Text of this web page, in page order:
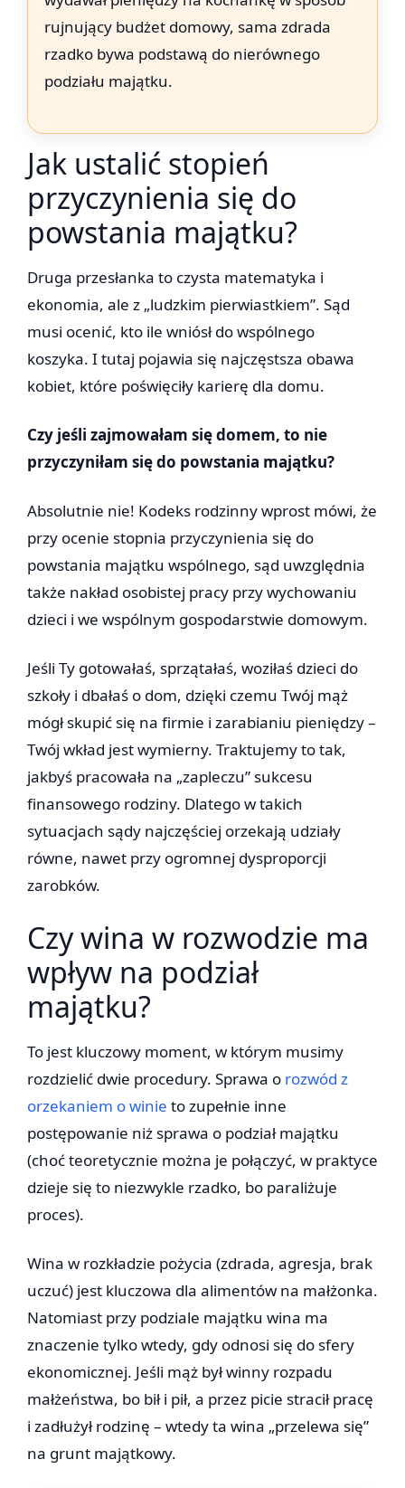
rujnujący budżet domowy, sama zdrada
rzadko bywa podstawą do nierównego
podziału majątku.
Jak ustalić stopień
przyczynienia się do
powstania majątku?
Druga przesłanka to czysta matematyka i
ekonomia, ale z „ludzkim pierwiastkiem”. Sąd
musi ocenić, kto ile wniósł do wspólnego
koszyka. I tutaj pojawia się najczęstsza obawa
kobiet, które poświęciły karierę dla domu.
Czy jeśli zajmowałam się domem, to nie
przyczyniłam się do powstania majątku?
Absolutnie nie! Kodeks rodzinny wprost mówi, że
przy ocenie stopnia przyczynienia się do
powstania majątku wspólnego, sąd uwzględnia
także nakład osobistej pracy przy wychowaniu
dzieci i we wspólnym gospodarstwie domowym.
Jeśli Ty gotowałaś, sprzątałaś, woziłaś dzieci do
szkoły i dbałaś o dom, dzięki czemu Twój mąż
mógł skupić się na firmie i zarabianiu pieniędzy –
Twój wkład jest wymierny. Traktujemy to tak,
jakbyś pracowała na „zapleczu” sukcesu
finansowego rodziny. Dlatego w takich
sytuacjach sądy najczęściej orzekają udziały
równe, nawet przy ogromnej dysproporcji
zarobków.
Czy wina w rozwodzie ma
wpływ na podział
majątku?
To jest kluczowy moment, w którym musimy
rozdzielić dwie procedury. Sprawa o rozwód z
orzekaniem o winie to zupełnie inne
postępowanie niż sprawa o podział majątku
(choć teoretycznie można je połączyć, w praktyce
dzieje się to niezwykle rzadko, bo paraliżuje
proces).
Wina w rozkładzie pożycia (zdrada, agresja, brak
uczuć) jest kluczowa dla alimentów na małżonka.
Natomiast przy podziale majątku wina ma
znaczenie tylko wtedy, gdy odnosi się do sfery
ekonomicznej. Jeśli mąż był winny rozpadu
małżeństwa, bo bił i pił, a przez picie stracił pracę
i zadłużył rodzinę – wtedy ta wina „przelewa się”
na grunt majątkowy.